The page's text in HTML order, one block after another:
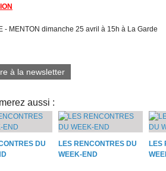
- MENTON dimanche 25 avril à 15h à La Garde
à la newsletter
aussi :
DU
LES RENCONTRES DU
WEEK-END
LES